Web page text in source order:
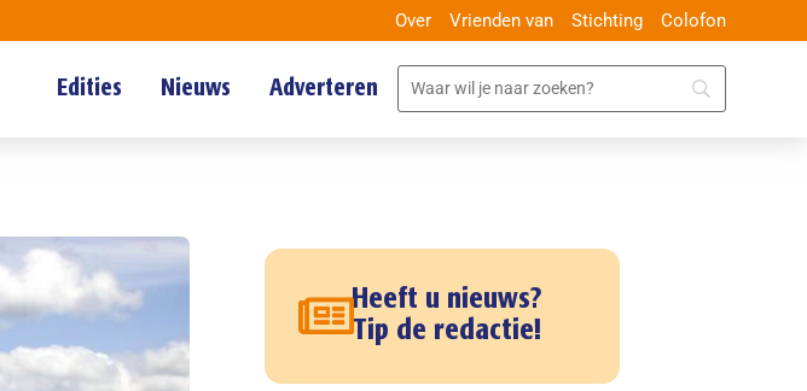
Over Vrienden van Stichting Colofon
Edities Nieuws Adverteren
Heeft u nieuws?
Tip de redactie!